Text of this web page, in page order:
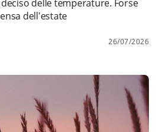
delle temperature. Forse
dell'estate
26/07/2026